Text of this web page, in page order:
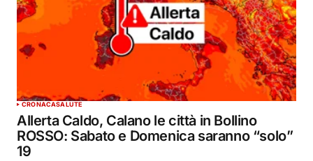
CRONACASALUTE
Allerta Caldo, Calano le città in Bollino
ROSSO: Sabato e Domenica saranno “solo”
19